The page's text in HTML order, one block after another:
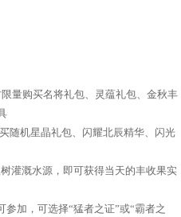
量购买名将礼包、灵蕴礼包、金秋丰
随机星晶礼包、闪耀北辰精华、闪光
灌溉水源，即可获得当天的丰收果实
加，可选择“猛者之证”或“霸者之